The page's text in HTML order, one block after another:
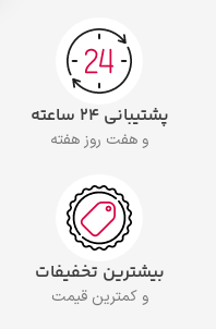
پشتیبانی ۲۴ ساعته
و هفت روز هفته
بیشترین تخفیفات
و کمترین قیمت